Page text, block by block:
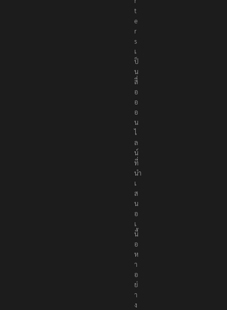
t
e
r
s
เ
ป็
น
สื่
อ
อ
อ
น
ไ
ล
น์
ที่
นำ
เ
ส
น
อ
เ
นื้
อ
ห
า
อ
ย่
า
ง